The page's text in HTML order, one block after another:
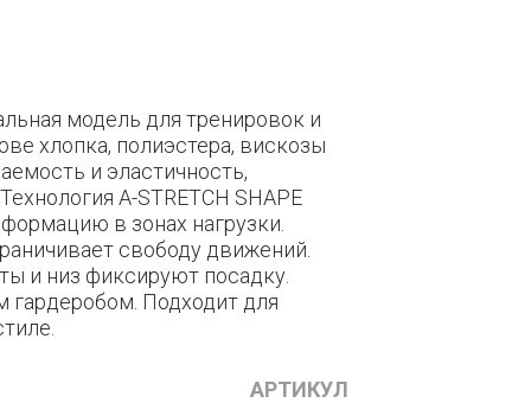
модель для тренировок и
хлопка, полиэстера, вискозы
и эластичность,
A-STRETCH SHAPE
в зонах нагрузки.
свободу движений.
и низ фиксируют посадку.
гардеробом. Подходит для
АРТИКУЛ